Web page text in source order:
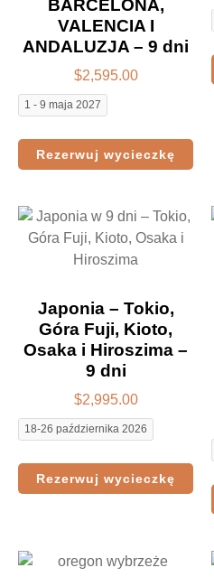
BARCELONA,
VALENCIA I
ANDALUZJA – 9 dni
$2,595.00
1 - 9 maja 2027
Rezerwuj wycieczkę
Japonia – Tokio,
Góra Fuji, Kioto,
Osaka i Hiroszima –
9 dni
$2,995.00
18-26 października 2026
Rezerwuj wycieczkę